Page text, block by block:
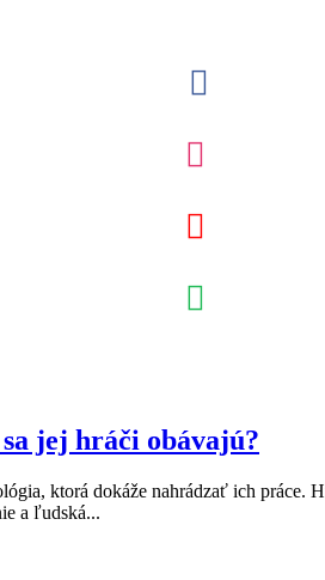
jej hráči obávajú?
ktorá dokáže nahrádzať ich práce.
a ľudská...